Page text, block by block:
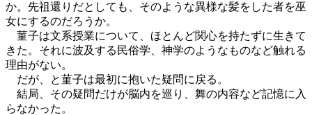
か。先祖還りだとしても、そのような異様な髪をした者を巫
女にするのだろうか。
菫子は文系授業について、ほとんど関心を持たずに生きて
きた。それに波及する民俗学、神学のようなものなど触れる
理由がない。
だが、と菫子は最初に抱いた疑問に戻る。
結局、その疑問だけが脳内を巡り、舞の内容など記憶に入
らなかった。